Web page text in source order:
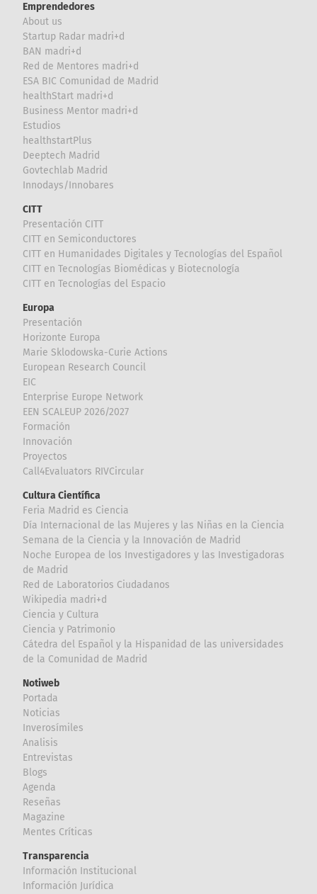
Emprendedores
About us
Startup Radar madri+d
BAN madri+d
Red de Mentores madri+d
ESA BIC Comunidad de Madrid
healthStart madri+d
Business Mentor madri+d
Estudios
healthstartPlus
Deeptech Madrid
Govtechlab Madrid
Innodays/Innobares
CITT
Presentación CITT
CITT en Semiconductores
CITT en Humanidades Digitales y Tecnologías del Español
CITT en Tecnologías Biomédicas y Biotecnología
CITT en Tecnologías del Espacio
Europa
Presentación
Horizonte Europa
Marie Sklodowska-Curie Actions
European Research Council
EIC
Enterprise Europe Network
EEN SCALEUP 2026/2027
Formación
Innovación
Proyectos
Call4Evaluators RIVCircular
Cultura Científica
Feria Madrid es Ciencia
Día Internacional de las Mujeres y las Niñas en la Ciencia
Semana de la Ciencia y la Innovación de Madrid
Noche Europea de los Investigadores y las Investigadoras
de Madrid
Red de Laboratorios Ciudadanos
Wikipedia madri+d
Ciencia y Cultura
Ciencia y Patrimonio
Cátedra del Español y la Hispanidad de las universidades
de la Comunidad de Madrid
Notiweb
Portada
Noticias
Inverosímiles
Analisis
Entrevistas
Blogs
Agenda
Reseñas
Magazine
Mentes Críticas
Transparencia
Información Institucional
Información Jurídica